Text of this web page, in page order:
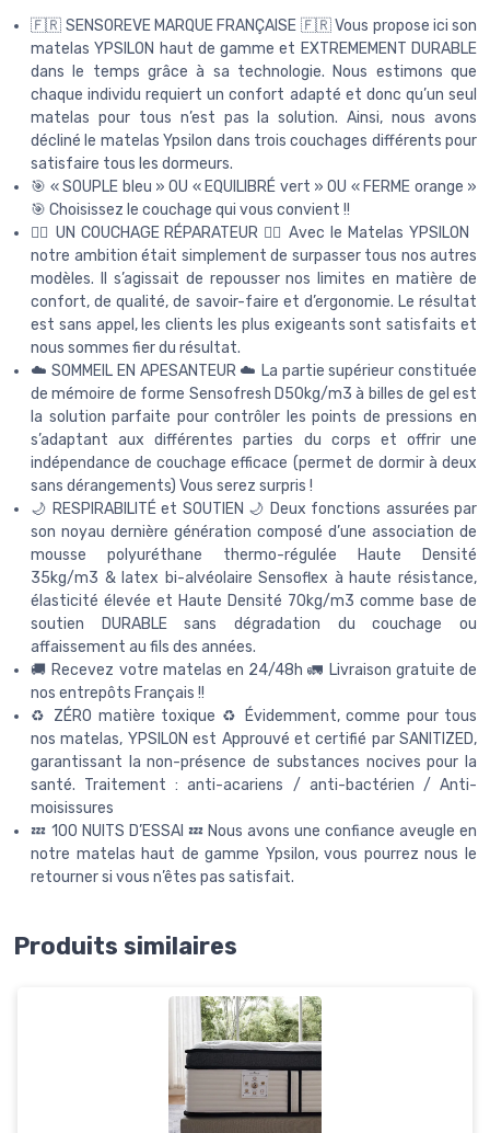
🇫🇷 SENSOREVE MARQUE FRANÇAISE 🇫🇷 Vous propose ici son
matelas YPSILON haut de gamme et EXTREMEMENT DURABLE
dans le temps grâce à sa technologie. Nous estimons que
chaque individu requiert un confort adapté et donc qu’un seul
matelas pour tous n’est pas la solution. Ainsi, nous avons
décliné le matelas Ypsilon dans trois couchages différents pour
satisfaire tous les dormeurs.
🎯 « SOUPLE bleu » OU « EQUILIBRÉ vert » OU « FERME orange »
🎯 Choisissez le couchage qui vous convient !!
💆‍♂️ UN COUCHAGE RÉPARATEUR 💆‍♀️ Avec le Matelas YPSILON
notre ambition était simplement de surpasser tous nos autres
modèles. Il s’agissait de repousser nos limites en matière de
confort, de qualité, de savoir-faire et d’ergonomie. Le résultat
est sans appel, les clients les plus exigeants sont satisfaits et
nous sommes fier du résultat.
☁️ SOMMEIL EN APESANTEUR ☁️ La partie supérieur constituée
de mémoire de forme Sensofresh D50kg/m3 à billes de gel est
la solution parfaite pour contrôler les points de pressions en
s’adaptant aux différentes parties du corps et offrir une
indépendance de couchage efficace (permet de dormir à deux
sans dérangements) Vous serez surpris !
🌙 RESPIRABILITÉ et SOUTIEN 🌙 Deux fonctions assurées par
son noyau dernière génération composé d’une association de
mousse polyuréthane thermo-régulée Haute Densité
35kg/m3 & latex bi-alvéolaire Sensoflex à haute résistance,
élasticité élevée et Haute Densité 70kg/m3 comme base de
soutien DURABLE sans dégradation du couchage ou
affaissement au fils des années.
🚚 Recevez votre matelas en 24/48h 🚛 Livraison gratuite de
nos entrepôts Français !!
♻️ ZÉRO matière toxique ♻️ Évidemment, comme pour tous
nos matelas, YPSILON est Approuvé et certifié par SANITIZED,
garantissant la non-présence de substances nocives pour la
santé. Traitement : anti-acariens / anti-bactérien / Anti-
moisissures
💤 100 NUITS D’ESSAI 💤 Nous avons une confiance aveugle en
notre matelas haut de gamme Ypsilon, vous pourrez nous le
retourner si vous n’êtes pas satisfait.
Produits similaires